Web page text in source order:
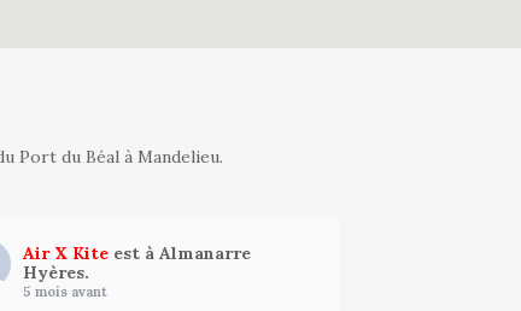
Port du Béal à Mandelieu.
Air X Kite est à Almanarre
Hyères.
5 mois avant